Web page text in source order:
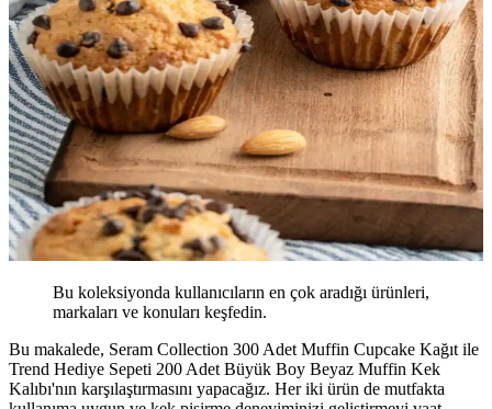
Bu koleksiyonda kullanıcıların en çok aradığı ürünleri,
markaları ve konuları keşfedin.
Bu makalede, Seram Collection 300 Adet Muffin Cupcake Kağıt ile
Trend Hediye Sepeti 200 Adet Büyük Boy Beyaz Muffin Kek
Kalıbı'nın karşılaştırmasını yapacağız. Her iki ürün de mutfakta